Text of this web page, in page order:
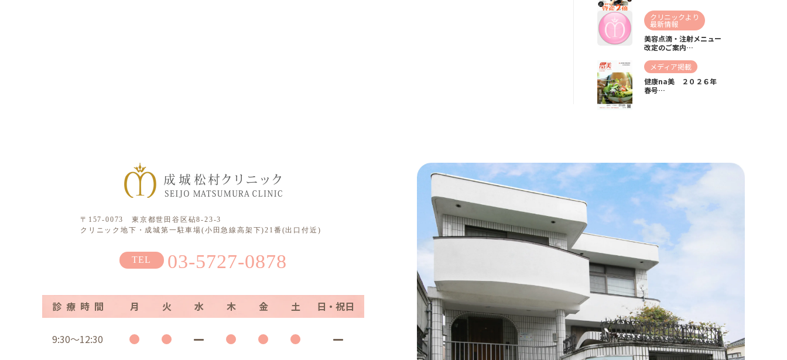
クリニックより
最新情報
美容点滴・注射メニュー
改定のご案内…
メディア掲載
健康na美 ２０２６年
春号…
〒157-0073 東京都世田谷区砧8-23-3
クリニック地下・成城第一駐車場(小田急線高架下)21番(出口付近)
03-5727-0878
診療時間 月 火 水 木 金 土 日・祝日
9:30～12:30